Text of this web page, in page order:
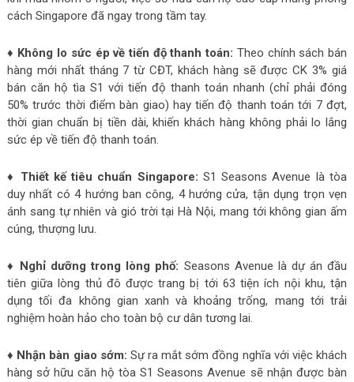
cách Singapore đã ngay trong tầm tay.
♦ Không lo sức ép về tiến độ thanh toán: Theo chính sách bán
hàng mới nhất tháng 7 từ CĐT, khách hàng sẽ được CK 3% giá
bán căn hộ tìa S1 với tiến độ thanh toán nhanh (chỉ phải đóng
50% trước thời điểm bàn giao) hay tiến độ thanh toán tới 7 đợt,
thời gian chuẩn bị tiền dài, khiến khách hàng không phải lo lắng
sức ép về tiến độ thanh toán.
♦ Thiết kế tiêu chuẩn Singapore: S1 Seasons Avenue là tòa
duy nhất có 4 hướng ban công, 4 hướng cửa, tận dụng trọn vẹn
ánh sang tự nhiên và gió trời tại Hà Nội, mang tới không gian ấm
cúng, thượng lưu.
♦ Nghỉ dưỡng trong lòng phố: Seasons Avenue là dự án đầu
tiên giữa lòng thủ đô được trang bị tới 63 tiện ích nội khu, tận
dụng tối đa không gian xanh và khoảng trống, mang tới trải
nghiệm hoàn hảo cho toàn bộ cư dân tương lai.
♦ Nhận bàn giao sớm: Sự ra mắt sớm đồng nghĩa với việc khách
hàng sở hữu căn hộ tòa S1 Seasons Avenue sẽ nhận được bàn